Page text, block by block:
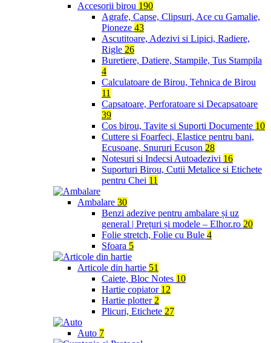
Accesorii birou 190
Agrafe, Capse, Clipsuri, Ace cu Gamalie,
Pioneze 43
Ascutitoare, Adezivi si Lipici, Radiere,
Rigle 26
Buretiere, Datiere, Stampile, Tus Stampila
4
Calculatoare de Birou, Tehnica de Birou
11
Capsatoare, Perforatoare si Decapsatoare
39
Cos birou, Tavite si Suporti Documente 10
Cuttere si Foarfeci, Elastice pentru bani,
Ecusoane, Snururi Ecuson 28
Notesuri si Indecsi Autoadezivi 16
Suporturi Birou, Cutii Metalice si Etichete
pentru Chei 11
Ambalare 30
Benzi adezive pentru ambalare și uz
general | Prețuri și modele – Elhor.ro 20
Folie stretch, Folie cu Bule 4
Sfoara 5
Articole din hartie 51
Caiete, Bloc Notes 10
Hartie copiator 12
Hartie plotter 2
Plicuri, Etichete 27
Auto 7